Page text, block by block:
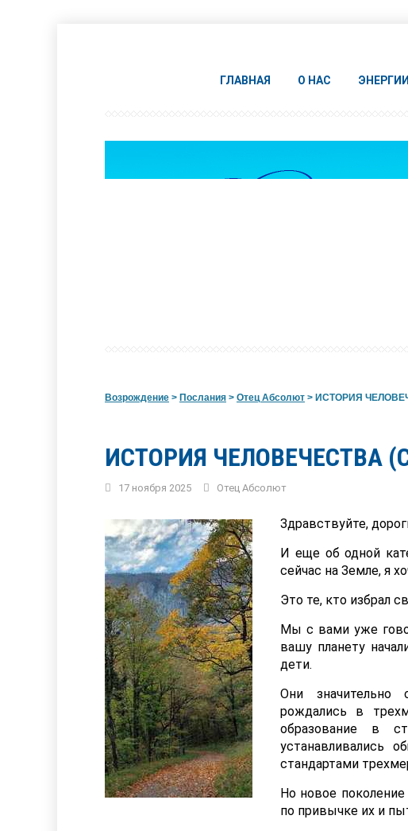
ГЛАВНАЯ О НАС ЭНЕРГИИ
Возрождение > Послания > Отец Абсолют > ИСТОРИЯ
ИСТОРИЯ ЧЕЛОВЕЧЕСТВА
17 ноября 2025 Отец Абсолют
Здравствуйте,
И еще об одной
сейчас на Земле, я
Это те, кто избрал
Мы с вами уже
вашу планету
дети.
Они значительно
рождались в
образование в
устанавливались
стандартами
Но новое
по привычке их и